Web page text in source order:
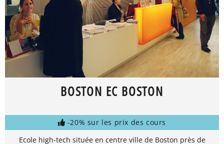
BOSTON EC BOSTON
-20% sur les prix des cours
Ecole high-tech située en centre ville de Boston près de